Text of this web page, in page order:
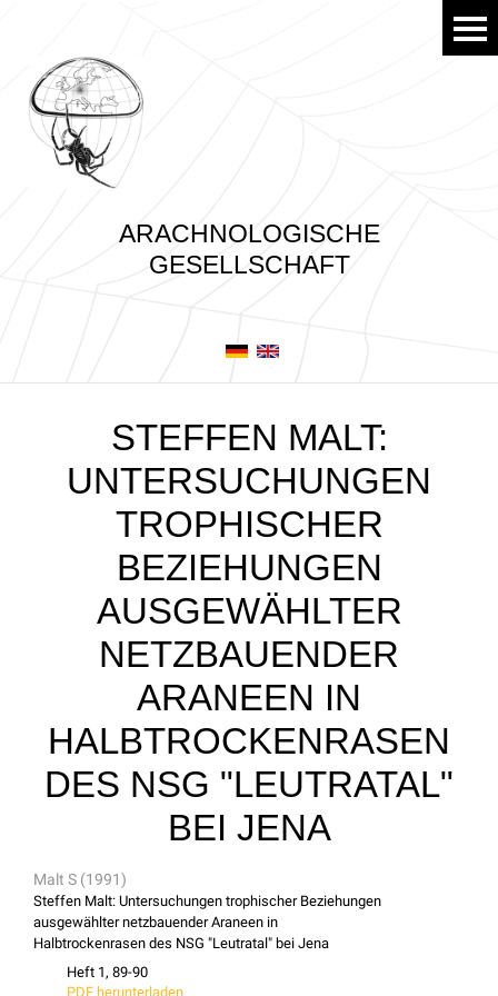
ARACHNOLOGISCHE
GESELLSCHAFT
STEFFEN MALT:
UNTERSUCHUNGEN
TROPHISCHER
BEZIEHUNGEN
AUSGEWÄHLTER
NETZBAUENDER
ARANEEN IN
HALBTROCKENRASEN
DES NSG "LEUTRATAL"
BEI JENA
Malt S (1991)
Steffen Malt: Untersuchungen trophischer Beziehungen
ausgewählter netzbauender Araneen in
Halbtrockenrasen des NSG "Leutratal" bei Jena
Heft 1, 89-90
PDF herunterladen